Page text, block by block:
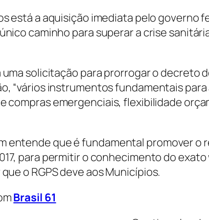
está a aquisição imediata pelo governo
caminho para superar a crise
uma solicitação para prorrogar o decreto
“vários instrumentos fundamentais
compras emergenciais, flexibilidade
entende que é fundamental promover
para permitir o conhecimento do
o RGPS deve aos Municípios.
Brasil 61